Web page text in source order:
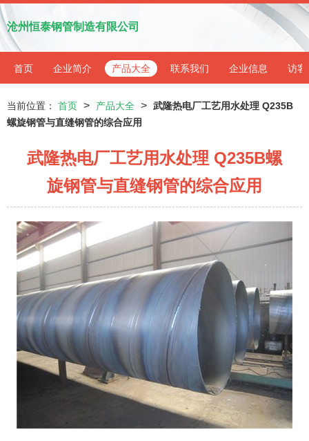
沧州恒泰钢管制造有限公司
首页 企业简介 产品大全 联系我们 企业信息 访客
当前位置： 首页 > 产品大全 > 武隆热电厂工艺用水处理 Q235B
螺旋钢管与直缝钢管的综合应用
武隆热电厂工艺用水处理 Q235B螺
旋钢管与直缝钢管的综合应用